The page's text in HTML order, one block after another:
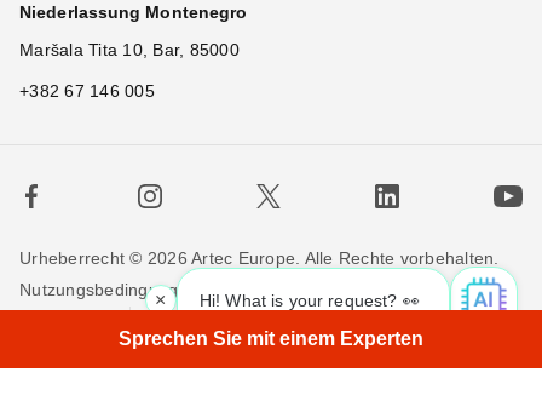
Hi! What is your request? 👀
×
Niederlassung Montenegro
Maršala Tita 10, Bar, 85000
+382 67 146 005
Urheberrecht © 2026 Artec Europe. Alle Rechte vorbehalten.
Nutzungsbedingungen
Sprechen Sie mit einem Experten